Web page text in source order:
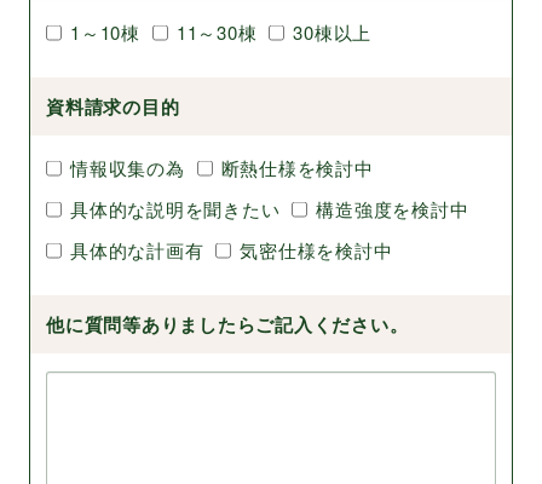
1～10棟 11～30棟 30棟以上
資料請求の目的
情報収集の為
断熱仕様を検討中
具体的な説明を聞きたい
構造強度を検討中
具体的な計画有
気密仕様を検討中
他に質問等ありましたらご記入ください。